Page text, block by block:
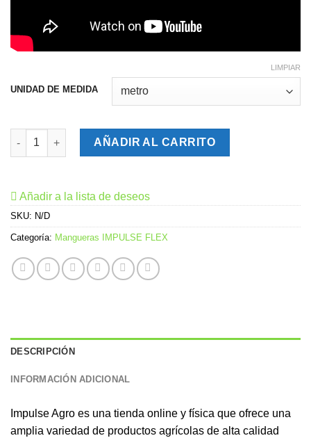
UNIDAD DE MEDIDA
LIMPIAR
Manguera de Leche Cristal IMPULSE FLEX 5/8 x 5mm Atoxica
AÑADIR AL CARRITO
Añadir a la lista de deseos
SKU: N/D
Categoría: Mangueras IMPULSE FLEX
DESCRIPCIÓN
INFORMACIÓN ADICIONAL
Impulse Agro es una tienda online y física que ofrece una
amplia variedad de productos agrícolas de alta calidad